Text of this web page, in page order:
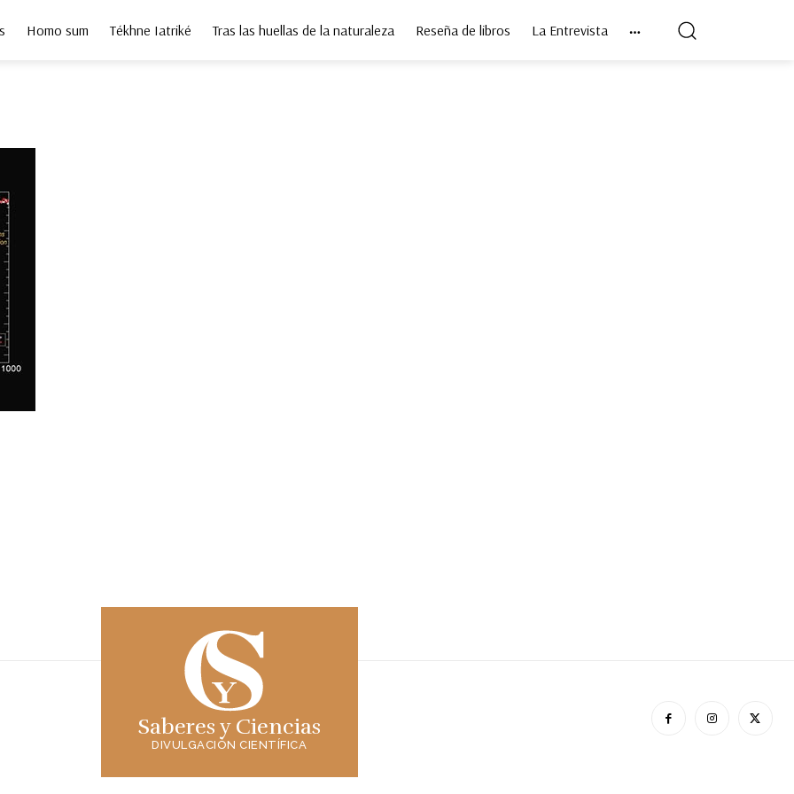
Homo sum Tékhne Iatriké Tras las huellas de la naturaleza Reseña de libros La Entrevista
Saberes y Ciencias
DIVULGACIÓN CIENTÍFICA